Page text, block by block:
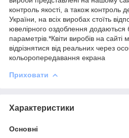
контроль якості, а також контроль
України, на всіх виробах стоїть
ювелірного оздоблення додаються
параметрів.*Квіти виробів на сайті
відрізнятися від реальних через
кольоропередавання екрана
Приховати
Характеристики
Основні